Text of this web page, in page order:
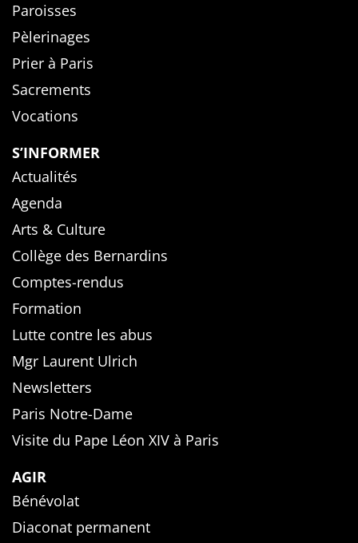
Paroisses
Pèlerinages
Prier à Paris
Sacrements
Vocations
S’INFORMER
Actualités
Agenda
Arts & Culture
Collège des Bernardins
Comptes-rendus
Formation
Lutte contre les abus
Mgr Laurent Ulrich
Newsletters
Paris Notre-Dame
Visite du Pape Léon XIV à Paris
AGIR
Bénévolat
Diaconat permanent